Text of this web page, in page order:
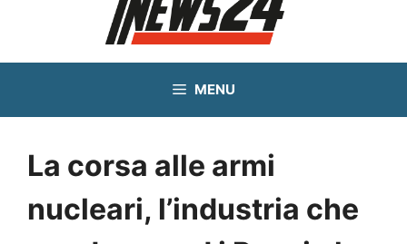
MENU
La corsa alle armi
nucleari, l’industria che